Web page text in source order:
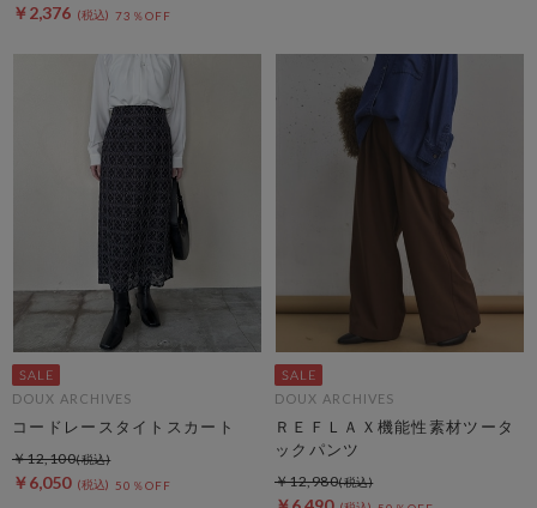
￥2,376 73％OFF
DOUX ARCHIVES
コードレースタイトスカート
￥6,050 50％OFF
￥12,100
DOUX ARCHIVES
ＲＥＦＬＡＸ機能性素材ツータ
ックパンツ
￥12,980